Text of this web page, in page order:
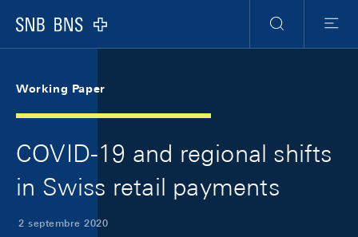
Logo
RechercheMenu
Working Paper
COVID-19 and regional shifts
in Swiss retail payments
2 septembre 2020